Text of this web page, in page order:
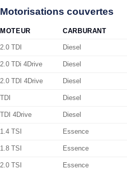
Motorisations couvertes
MOTEUR CARBURANT
2.0 TDI Diesel
2.0 TDi 4Drive Diesel
2.0 TDI 4Drive Diesel
TDI Diesel
TDI 4Drive Diesel
1.4 TSI Essence
1.8 TSI Essence
2.0 TSI Essence